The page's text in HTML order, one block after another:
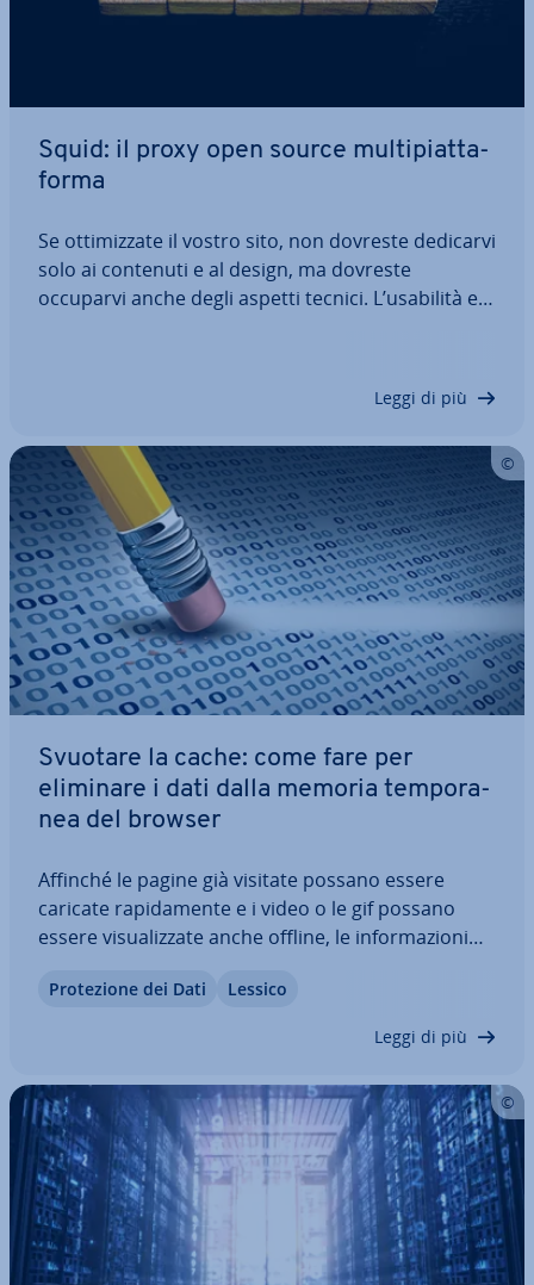
Squid: il proxy open source mul­ti­piat­ta­
for­ma
Se ot­ti­miz­za­te il vostro sito, non dovreste dedicarvi
solo ai contenuti e al design, ma dovreste
occuparvi anche degli aspetti tecnici. L’usabilità e i
Leggi di più
Svuotare la cache: come fare per
eliminare i dati dalla memoria tem­po­ra­
nea del browser
Affinché le pagine già visitate possano essere
caricate ra­pi­da­men­te e i video o le gif possano
essere vi­sua­liz­za­te anche offline, le in­for­ma­zio­ni
cache. Tuttavia, se la cache contiene troppi dati, o
Pro­te­zio­ne dei Dati Lessico
Leggi di più